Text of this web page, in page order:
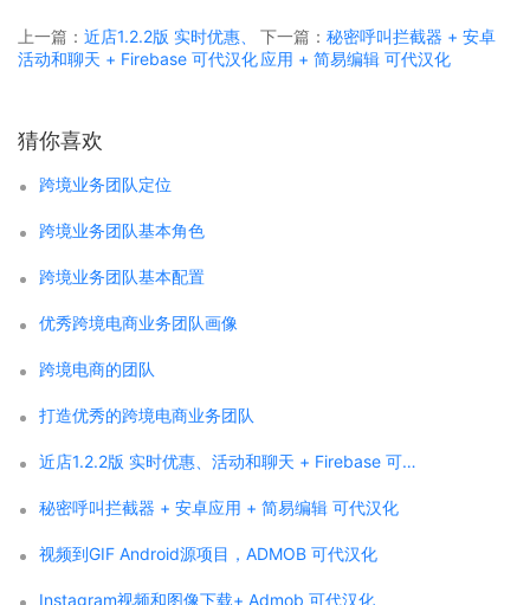
上一篇： 近店1.2.2版 实时优惠、
活动和聊天 + Firebase 可代汉化
下一篇： 秘密呼叫拦截器 + 安卓
应用 + 简易编辑 可代汉化
猜你喜欢
跨境业务团队定位
跨境业务团队基本角色
跨境业务团队基本配置
优秀跨境电商业务团队画像
跨境电商的团队
打造优秀的跨境电商业务团队
近店1.2.2版 实时优惠、活动和聊天 + Firebase 可代汉化
秘密呼叫拦截器 + 安卓应用 + 简易编辑 可代汉化
视频到GIF Android源项目，ADMOB 可代汉化
Instagram视频和图像下载+ Admob 可代汉化